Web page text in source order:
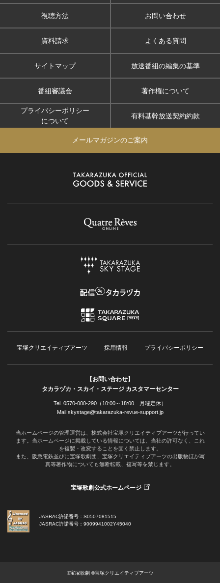
視聴方法 お問い合わせ
資料請求 よくある質問
サイトマップ 放送番組の編集の基準
番組審議会 著作権について
プライバシーポリシー
について
有料基幹放送契約約款
メールマガジンのご案内
宝塚クリエイティブアーツ 採用情報 プライバシーポリシー
【お問い合わせ】
タカラヅカ・スカイ・ステージ カスタマーセンター
Tel. 0570-000-290（10:00～18:00 月曜定休）
Mail skystage@takarazuka-revue-support.jp
当ホームページの管理運営は、株式会社宝塚クリエイティブアーツが行ってい
ます。当ホームページに掲載している情報については、当社の許可なく、これ
を複製・改変することを固く禁止します。
また、阪急電鉄並びに宝塚歌劇団、宝塚クリエイティブアーツの出版物ほか写
真等著作物についても無断転載、複写等を禁じます。
宝塚歌劇公式ホームページ
JASRAC許諾番号：S0507081515
JASRAC許諾番号：9009941002Y45040
©宝塚歌劇 ©宝塚クリエイティブアーツ